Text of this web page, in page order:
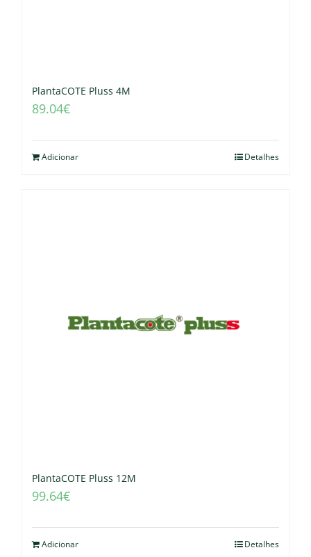
PlantaCOTE Pluss 4M
89.04€
Adicionar Detalhes
PlantaCOTE Pluss 12M
99.64€
Adicionar Detalhes